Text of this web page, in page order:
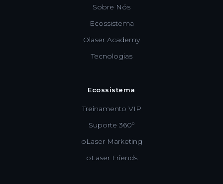
Sobre Nós
Ecossistema
Olaser Academy
Tecnologias
Ecossistema
Treinamento VIP
Suporte 360º
oLaser Marketing
oLaser Friends